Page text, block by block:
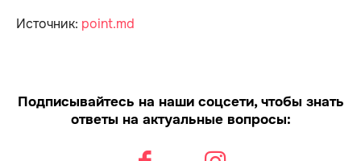
Источник: point.md
Подписывайтесь на наши соцсети, чтобы знать
ответы на актуальные вопросы: